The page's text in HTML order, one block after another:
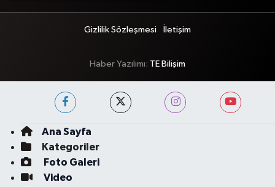
Gizlilik Sözleşmesi İletişim
Haber Yazılımı: TE Bilişim
Ana Sayfa
Kategoriler
Foto Galeri
Video